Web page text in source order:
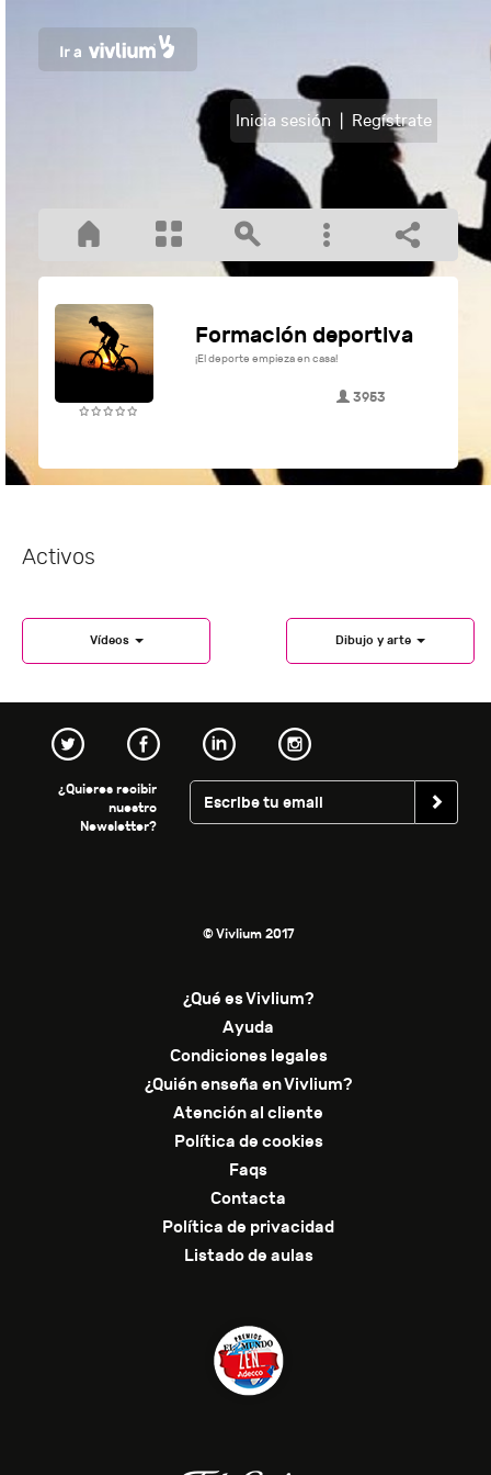
Inicia sesión Regístrate
Formación deportiva
¡El deporte empieza en casa!
3953
Activos
Vídeos Dibujo y arte
¿Quieres recibir
nuestro
Newsletter?
© Vivlium 2017
¿Qué es Vivlium?
Ayuda
Condiciones legales
¿Quién enseña en Vivlium?
Atención al cliente
Política de cookies
Faqs
Contacta
Política de privacidad
Listado de aulas